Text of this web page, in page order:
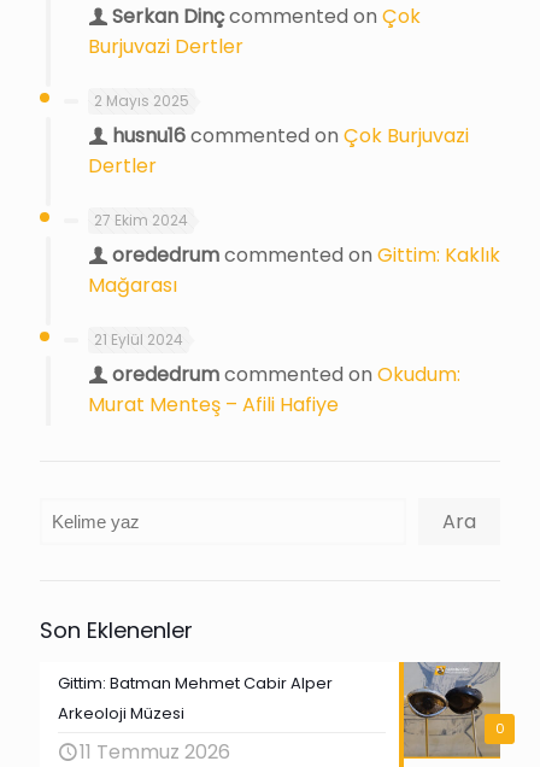
Serkan Dinçcommented on Çok
Burjuvazi Dertler
2 Mayıs 2025
husnu16commented on Çok Burjuvazi
Dertler
27 Ekim 2024
orededrumcommented on Gittim: Kaklık
Mağarası
21 Eylül 2024
orededrumcommented on Okudum:
Murat Menteş – Afili Hafiye
Ara Ara
Son Eklenenler
0
Gittim: Batman Mehmet Cabir Alper
Arkeoloji Müzesi
11 Temmuz 2026